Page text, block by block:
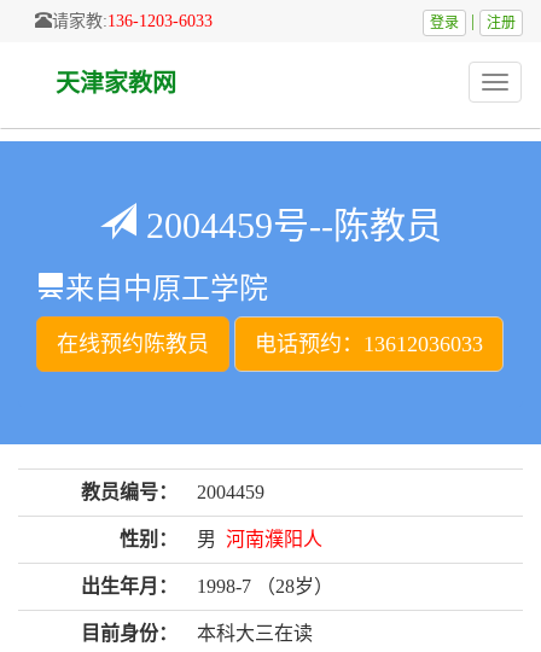
请家教:136-1203-6033 登录 注册
Toggle
天津家教网
2004459号--陈教员
来自中原工学院
在线预约陈教员 电话预约：13612036033
教员编号： 2004459
性别： 男 河南濮阳人
出生年月： 1998-7 （28岁）
目前身份： 本科大三在读